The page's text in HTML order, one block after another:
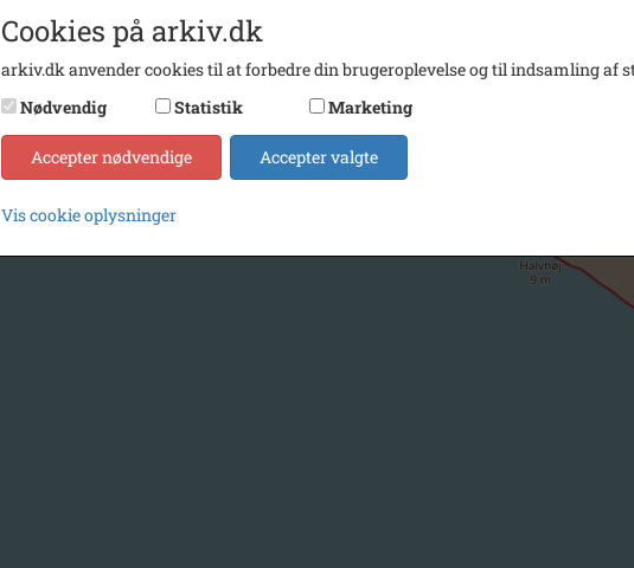
Cookies på arkiv.dk
arkiv.dk anvender cookies til at forbedre din brugeroplevelse og til indsamling af
Nødvendig
Statistik Marketing
Accepter nødvendige Accepter valgte
Vis cookie oplysninger